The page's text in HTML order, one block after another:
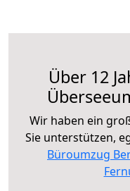
Über 12
Wir haben ein
Sie unterstützen,
Büroumzug